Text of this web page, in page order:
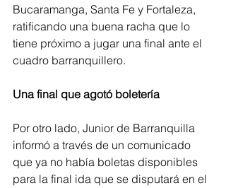
Bucaramanga, Santa Fe y Fortaleza,
ratificando una buena racha que lo
tiene próximo a jugar una final ante el
cuadro barranquillero.
Una final que agotó boletería
Por otro lado, Junior de Barranquilla
informó a través de un comunicado
que ya no había boletas disponibles
para la final ida que se disputará en el